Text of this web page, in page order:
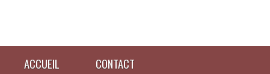
ACCUEIL CONTACT